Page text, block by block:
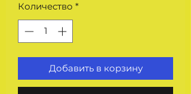
Количество *
Добавить в корзину